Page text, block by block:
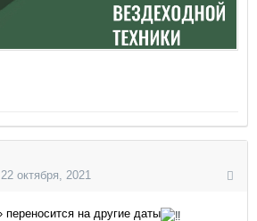
22 октября, 2021
переносится на другие даты